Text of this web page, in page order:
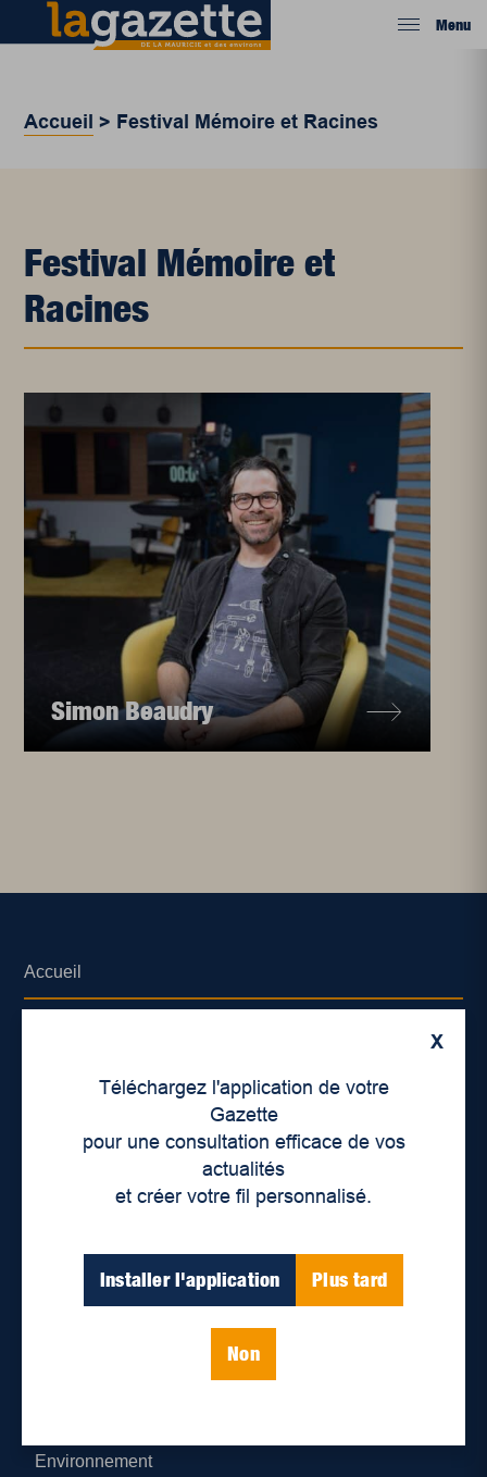
Menu
Accueil > Festival Mémoire et Racines
Festival Mémoire et
Racines
Simon Beaudry
X
Téléchargez l'application de votre
Gazette
pour une consultation efficace de vos
actualités
et créer votre fil personnalisé.
Installer l'application Plus tard
Non
Accueil
Déontologie et confidentialité
Parutions numériques
Environnement